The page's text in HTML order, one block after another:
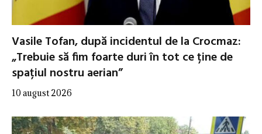
Vasile Tofan, după incidentul de la Crocmaz:
„Trebuie să fim foarte duri în tot ce ține de
spațiul nostru aerian”
10 august 2026